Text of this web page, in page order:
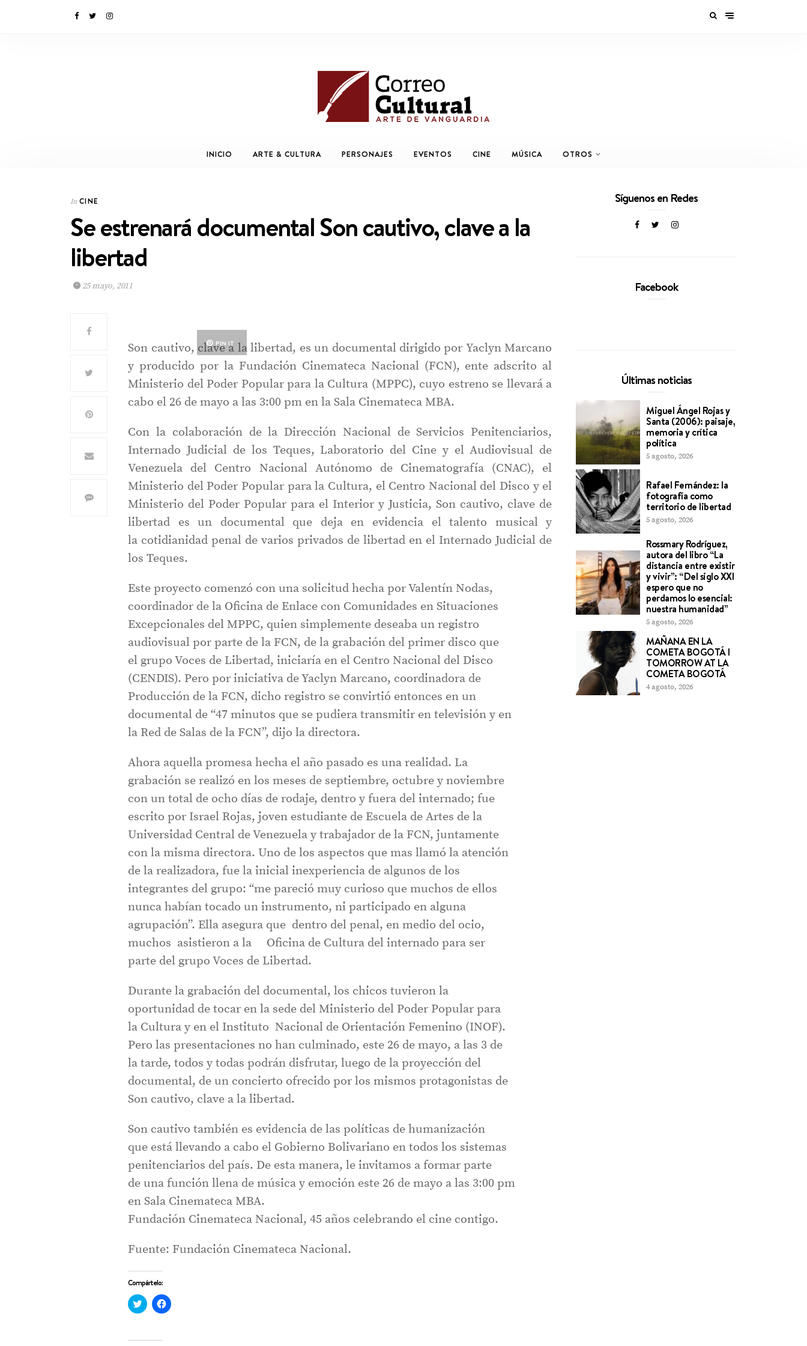
INICIO ARTE & CULTURA PERSONAJES EVENTOS CINE MÚSICA OTROS
In CINE
Se estrenará documental Son cautivo, clave a la
libertad
25 mayo, 2011
PIN IT
Son cautivo, clave a la libertad, es un documental dirigido por Yaclyn Marcano
y producido por la Fundación Cinemateca Nacional (FCN), ente adscrito al
Ministerio del Poder Popular para la Cultura (MPPC), cuyo estreno se llevará a
cabo el 26 de mayo a las 3:00 pm en la Sala Cinemateca MBA.
Con la colaboración de la Dirección Nacional de Servicios Penitenciarios,
Internado Judicial de los Teques, Laboratorio del Cine y el Audiovisual de
Venezuela del Centro Nacional Autónomo de Cinematografía (CNAC), el
Ministerio del Poder Popular para la Cultura, el Centro Nacional del Disco y el
Ministerio del Poder Popular para el Interior y Justicia, Son cautivo, clave de
libertad es un documental que deja en evidencia el talento musical y
la cotidianidad penal de varios privados de libertad en el Internado Judicial de
los Teques.
Este proyecto comenzó con una solicitud hecha por Valentín Nodas,
coordinador de la Oficina de Enlace con Comunidades en Situaciones
Excepcionales del MPPC, quien simplemente deseaba un registro
audiovisual por parte de la FCN, de la grabación del primer disco que
el grupo Voces de Libertad, iniciaría en el Centro Nacional del Disco
(CENDIS). Pero por iniciativa de Yaclyn Marcano, coordinadora de
Producción de la FCN, dicho registro se convirtió entonces en un
documental de “47 minutos que se pudiera transmitir en televisión y en
la Red de Salas de la FCN”, dijo la directora.
Ahora aquella promesa hecha el año pasado es una realidad. La
grabación se realizó en los meses de septiembre, octubre y noviembre
con un total de ocho días de rodaje, dentro y fuera del internado; fue
escrito por Israel Rojas, joven estudiante de Escuela de Artes de la
Universidad Central de Venezuela y trabajador de la FCN, juntamente
con la misma directora. Uno de los aspectos que mas llamó la atención
de la realizadora, fue la inicial inexperiencia de algunos de los
integrantes del grupo: “me pareció muy curioso que muchos de ellos
nunca habían tocado un instrumento, ni participado en alguna
agrupación”. Ella asegura que dentro del penal, en medio del ocio,
muchos asistieron a la Oficina de Cultura del internado para ser
parte del grupo Voces de Libertad.
Durante la grabación del documental, los chicos tuvieron la
oportunidad de tocar en la sede del Ministerio del Poder Popular para
la Cultura y en el Instituto Nacional de Orientación Femenino (INOF).
Pero las presentaciones no han culminado, este 26 de mayo, a las 3 de
la tarde, todos y todas podrán disfrutar, luego de la proyección del
documental, de un concierto ofrecido por los mismos protagonistas de
Son cautivo, clave a la libertad.
Son cautivo también es evidencia de las políticas de humanización
que está llevando a cabo el Gobierno Bolivariano en todos los sistemas
penitenciarios del país. De esta manera, le invitamos a formar parte
de una función llena de música y emoción este 26 de mayo a las 3:00 pm
en Sala Cinemateca MBA.
Fundación Cinemateca Nacional, 45 años celebrando el cine contigo.
Fuente: Fundación Cinemateca Nacional.
Compártelo:
Haz
clic
Twitter
Haz
clic
Síguenos en Redes
Facebook
Últimas noticias
Miguel Ángel Rojas y
Santa (2006): paisaje,
memoria y crítica
política
5 agosto, 2026
Rafael Fernández: la
fotografía como
territorio de libertad
5 agosto, 2026
Rossmary Rodríguez,
autora del libro “La
distancia entre existir
y vivir”: “Del siglo XXI
espero que no
perdamos lo esencial:
nuestra humanidad”
5 agosto, 2026
MAÑANA EN LA
COMETA BOGOTÁ l
TOMORROW AT LA
COMETA BOGOTÁ
4 agosto, 2026